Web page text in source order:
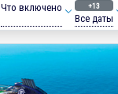
Что включено +13
Все даты